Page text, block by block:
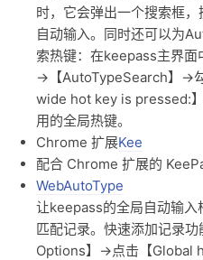
时，它会弹出一个搜索框
自动输入。同时还可以为
索热键：在keepass主界面
→【AutoTypeSearch】→
wide hot key is pressed:
用的全局热键。
Chrome 扩展Kee
配合 Chrome 扩展的
WebAutoType
让keepass的全局自动输入
匹配记录。快速添加记录
Options】→点击【Global